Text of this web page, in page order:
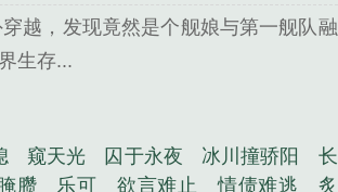
越，发现竟然是个舰娘与第一舰队融
生存...
窥天光 囚于永夜 冰川撞骄阳
长
臜 乐可 欲言难止 情债难逃
炙